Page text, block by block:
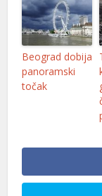
Beograd dobija
panoramski
točak